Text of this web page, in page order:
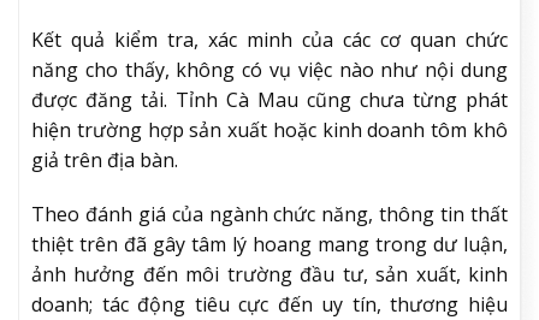
Kết quả kiểm tra, xác minh của các cơ quan chức
năng cho thấy, không có vụ việc nào như nội dung
được đăng tải. Tỉnh Cà Mau cũng chưa từng phát
hiện trường hợp sản xuất hoặc kinh doanh tôm khô
giả trên địa bàn.
Theo đánh giá của ngành chức năng, thông tin thất
thiệt trên đã gây tâm lý hoang mang trong dư luận,
ảnh hưởng đến môi trường đầu tư, sản xuất, kinh
doanh; tác động tiêu cực đến uy tín, thương hiệu